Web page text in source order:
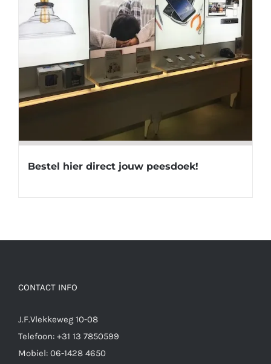
Bestel hier direct jouw peesdoek!
CONTACT INFO
J.F.Vlekkeweg 10-08
Telefoon: +31 13 7850599
Mobiel: 06-1428 4650